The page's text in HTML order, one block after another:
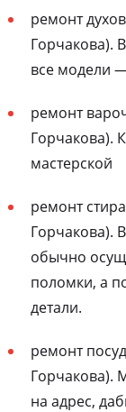
ремонт
Горчакова).
все модели
ремонт
Горчакова).
мастерской
ремонт
Горчакова).
обычно
поломки, а
детали.
ремонт
Горчакова).
на адрес,